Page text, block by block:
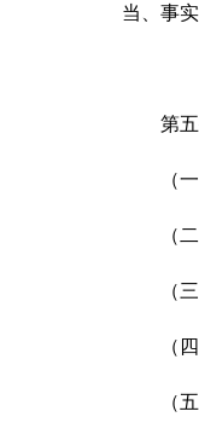
当、事
第五条
（一）
（二）
（三）
（四）
（五）